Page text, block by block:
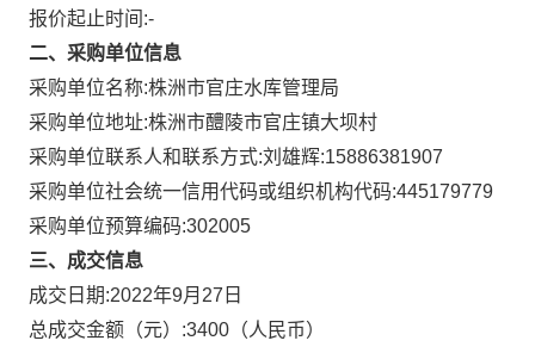
报价起止时间:-
二、采购单位信息
采购单位名称:株洲市官庄水库管理局
采购单位地址:株洲市醴陵市官庄镇大坝村
采购单位联系人和联系方式:刘雄辉:15886381907
采购单位社会统一信用代码或组织机构代码:445179779
采购单位预算编码:302005
三、成交信息
成交日期:2022年9月27日
总成交金额（元）:3400 （人民币）